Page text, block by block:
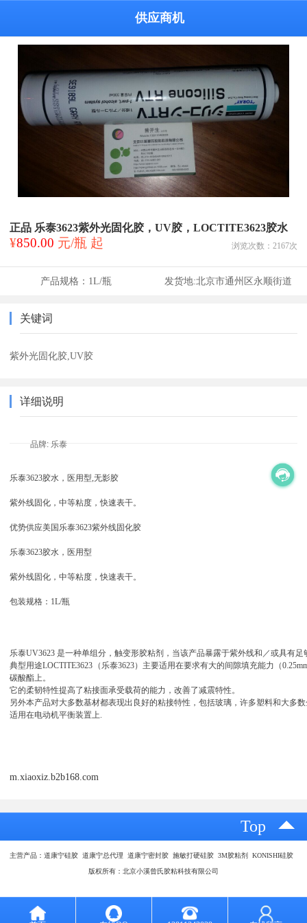
供应商机
正品 乐泰3623紫外光固化胶，UV胶，LOCTITE3623胶水
¥850.00 元/瓶 起 浏览次数： 2167次
产品规格： 1L/瓶 发货地:北京市通州区永顺街道
关键词
紫外光固化胶,UV胶
详细说明
品牌: 乐泰
乐泰3623胶水，医用型 ,无影胶
紫外线固化，中等粘度，快速表干。
优势供应美国乐泰3623紫外线固化胶
乐泰3623胶水，医用型
紫外线固化，中等粘度，快速表干。
包装规格： 1L/瓶
乐泰UV3623 是一种单组分，触变形胶粘剂，当该产品暴露于紫外线和／或具有
典型用途LOCTITE3623 （乐泰3623）主要适用在要求有大的间隙填充能力（
碳酸酯上。
它的柔韧特性提高了粘接面承受载荷的能力，改善了减震特性。
另外本产品对大多数基材都表现出良好的粘接特性，包括玻璃，许多塑料和大多
适用在电动机平衡装置上
m.xiaoxiz.b2b168.com
Top
主营产品：道康宁硅胶 道康宁总代理 道康宁密封胶 施敏打硬硅胶 3M胶粘剂 KONISHI硅胶
版权所有：北京小溪曾氏胶粘科技有限公司